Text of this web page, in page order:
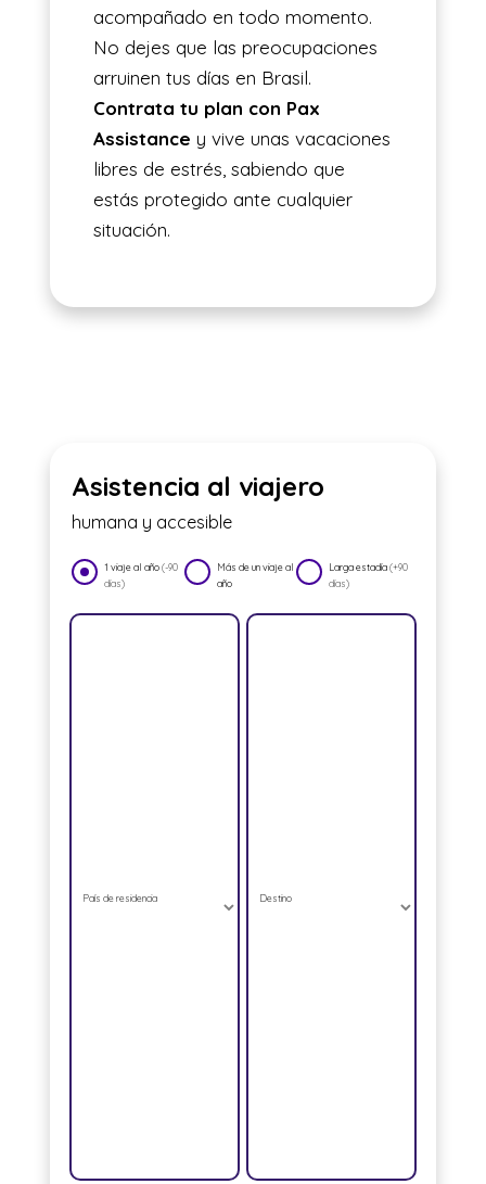
acompañado en todo momento.
No dejes que las preocupaciones
arruinen tus días en Brasil.
Contrata tu plan con Pax
Assistance y vive unas vacaciones
libres de estrés, sabiendo que
estás protegido ante cualquier
situación.
Asistencia al viajero
humana y accesible
1 viaje al año(-90
días)
Más de un viaje al
año
Larga estadía(+90
días)
País de residencia Destino